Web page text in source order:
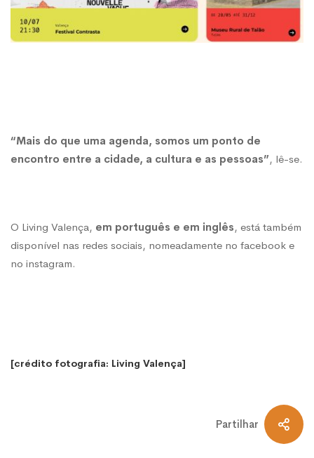
“Mais do que uma agenda, somos um ponto de
encontro entre a cidade, a cultura e as pessoas”, lê-se.
O Living Valença, em português e em inglês, está também
disponível nas redes sociais, nomeadamente no facebook e
no instagram.
[crédito fotografia: Living Valença]
Partilhar